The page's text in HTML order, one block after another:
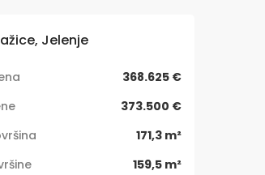
Jelenje
368.625 €
373.500 €
171,3 m²
159,5 m²